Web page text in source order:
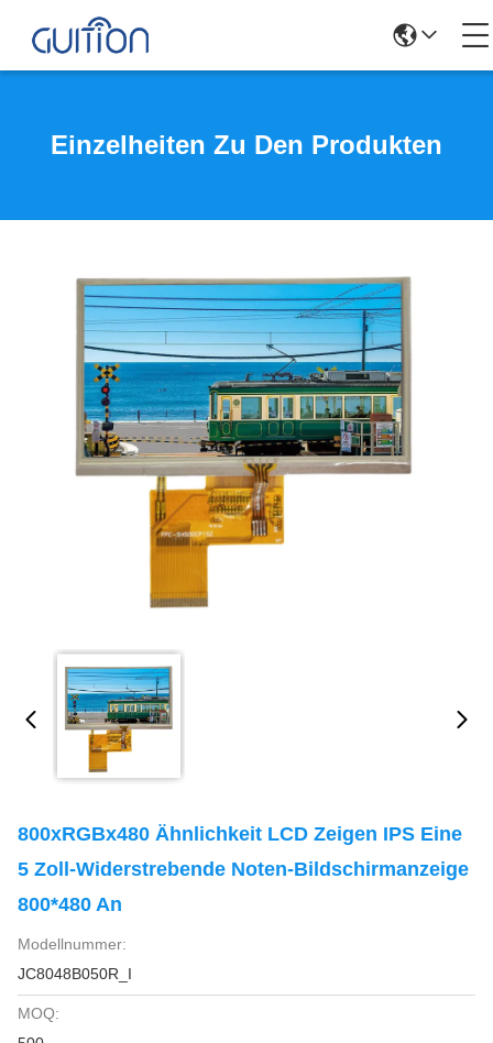
Einzelheiten Zu Den Produkten
800xRGBx480 Ähnlichkeit LCD Zeigen IPS Eine
5 Zoll-Widerstrebende Noten-Bildschirmanzeige
800*480 An
Modellnummer:
JC8048B050R_I
MOQ: